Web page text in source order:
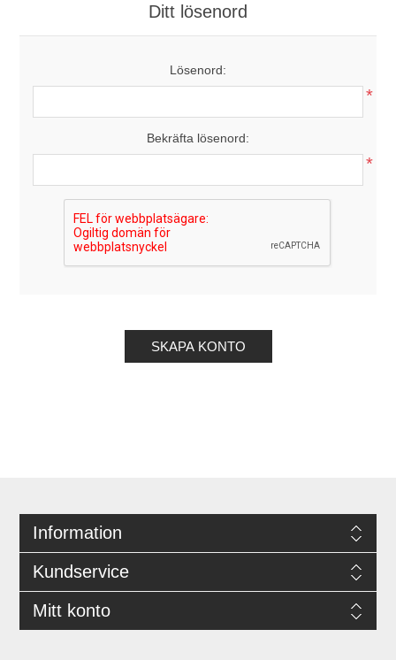
Ditt lösenord
Lösenord:
*
Bekräfta lösenord:
*
Information
Kundservice
Mitt konto